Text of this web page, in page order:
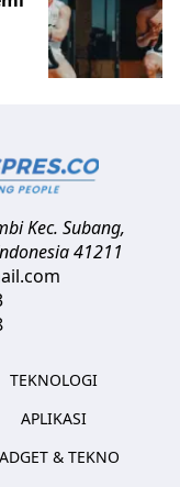
Kec. Subang,
41211
TEKNOLOGI
APLIKASI
& TEKNO